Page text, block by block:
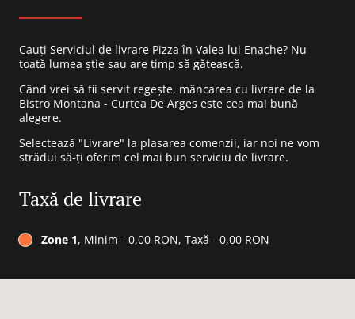
Cauți Serviciul de livrare Pizza în Valea lui Enache? Nu
toată lumea știe sau are timp să gătească.
Când vrei să fii servit regește, mâncarea cu livrare de la
Bistro Montana - Curtea De Arges este cea mai bună
alegere.
Selectează "Livrare" la plasarea comenzii, iar noi ne vom
strădui să-ți oferim cel mai bun serviciu de livrare.
Taxă de livrare
Zone 1, Minim - 0,00 RON, Taxă - 0,00 RON